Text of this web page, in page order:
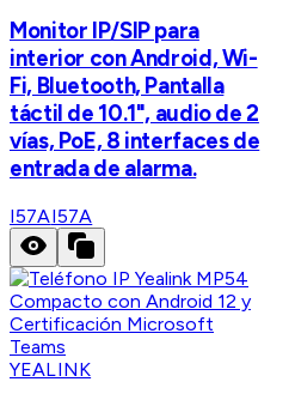
Monitor IP/SIP para
interior con Android, Wi-
Fi, Bluetooth, Pantalla
táctil de 10.1", audio de 2
vías, PoE, 8 interfaces de
entrada de alarma.
I57AI57A
YEALINK